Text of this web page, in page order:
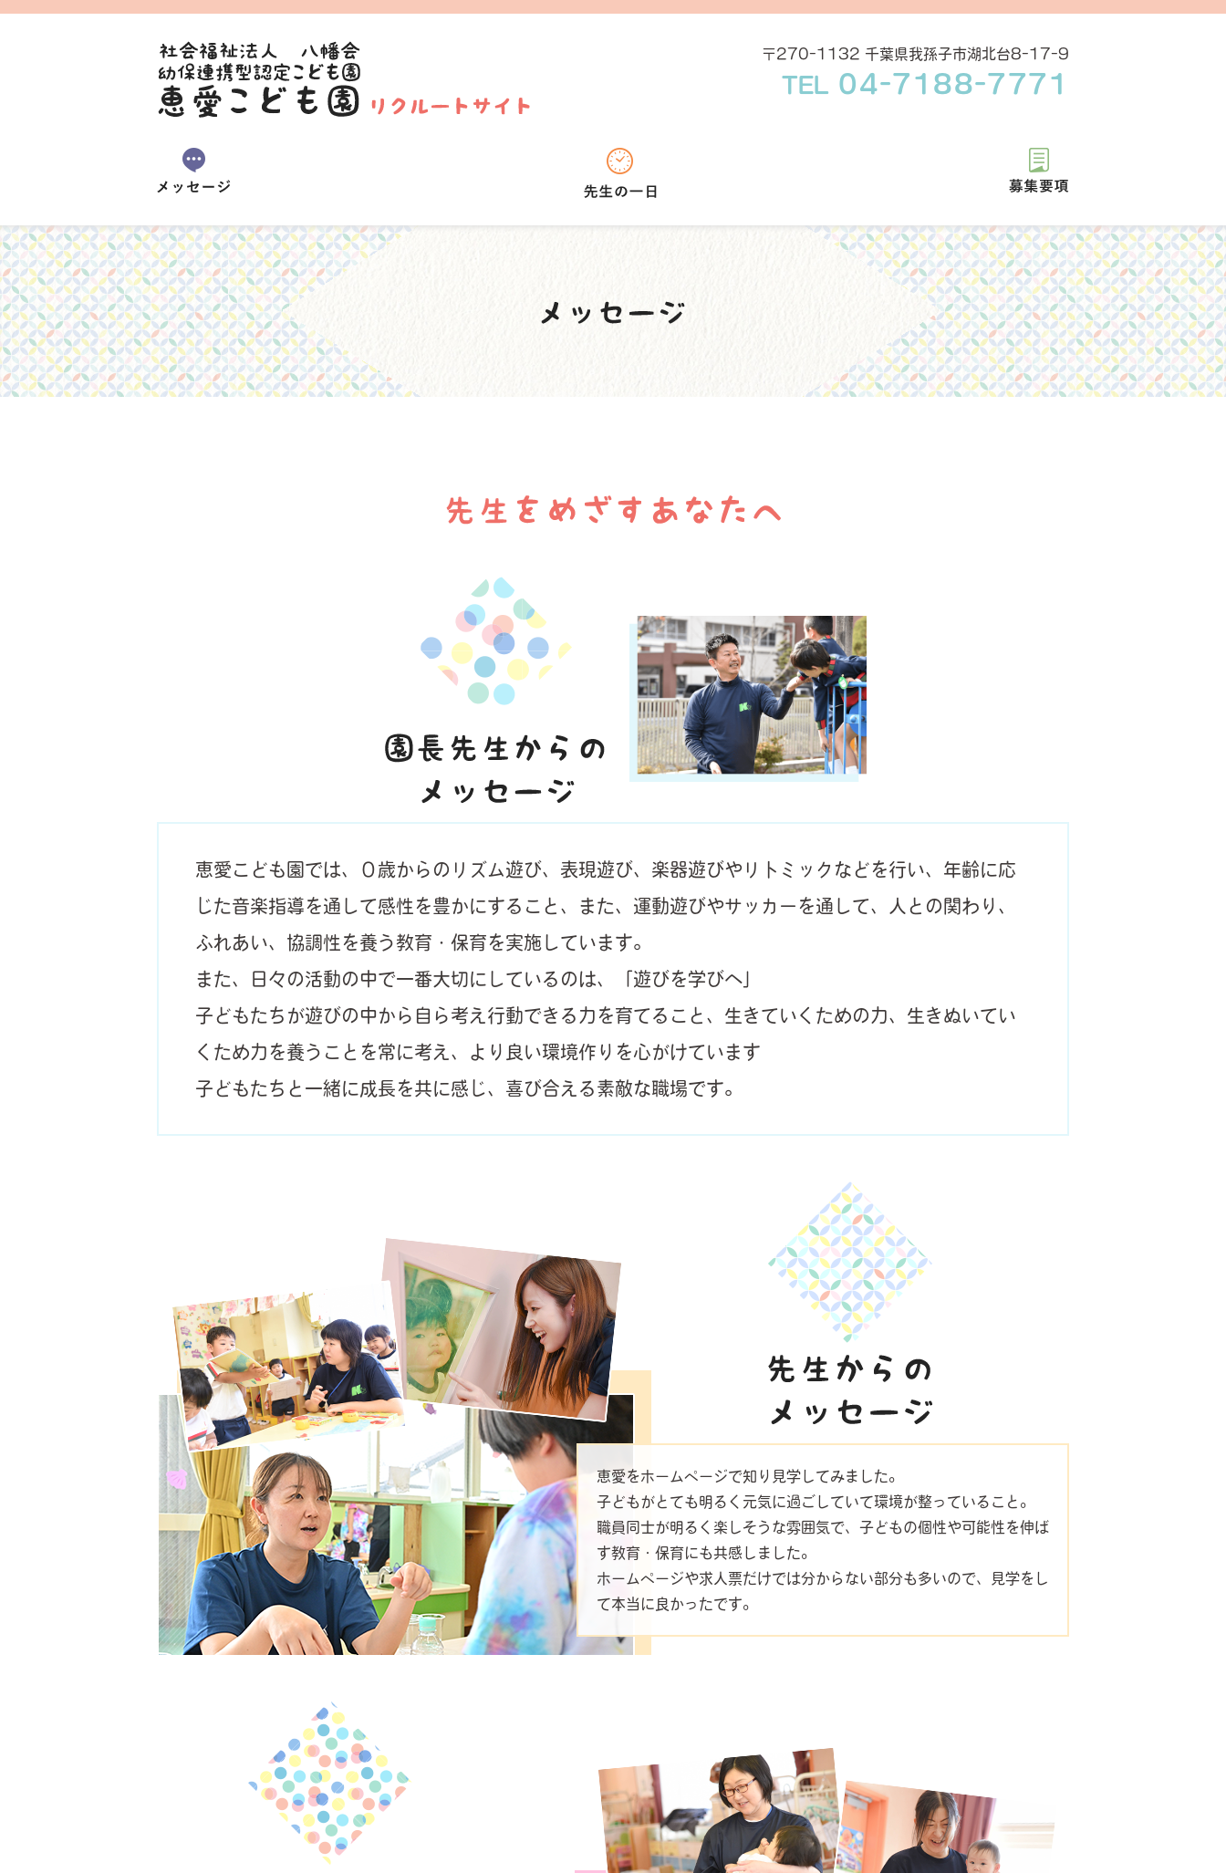
〒270-1132 千葉県我孫子市湖北台8-17-9
TEL 04-7188-7771
恵愛こども園では、０歳からのリズム遊び、表現遊び、楽器遊びやリトミックなどを行い、年齢に応
じた音楽指導を通して感性を豊かにすること、また、運動遊びやサッカーを通して、人との関わり、
ふれあい、協調性を養う教育・保育を実施しています。
また、日々の活動の中で一番大切にしているのは、「遊びを学びへ」
子どもたちが遊びの中から自ら考え行動できる力を育てること、生きていくための力、生きぬいてい
くため力を養うことを常に考え、より良い環境作りを心がけています
子どもたちと一緒に成長を共に感じ、喜び合える素敵な職場です。
恵愛をホームページで知り見学してみました。
子どもがとても明るく元気に過ごしていて環境が整っていること。
職員同士が明るく楽しそうな雰囲気で、子どもの個性や可能性を伸ば
す教育・保育にも共感しました。
ホームページや求人票だけでは分からない部分も多いので、見学をし
て本当に良かったです。